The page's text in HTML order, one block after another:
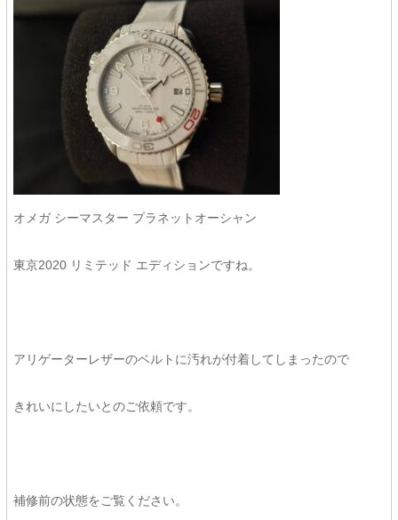
オメガ シーマスター プラネットオーシャン
東京2020 リミテッド エディションですね。
アリゲーターレザーのベルトに汚れが付着してしまったので
きれいにしたいとのご依頼です。
補修前の状態をご覧ください。